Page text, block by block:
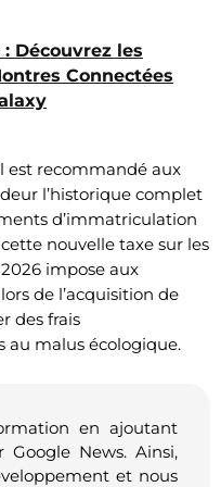
Découvrez les
Connectées
est recommandé aux
l’historique complet
d’immatriculation
nouvelle taxe sur les
impose aux
de l’acquisition de
des frais
malus écologique.
en ajoutant
Google News. Ainsi,
et nous